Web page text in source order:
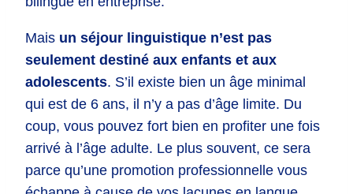
Mais un séjour linguistique n’est pas
seulement destiné aux enfants et aux
adolescents. S’il existe bien un âge minimal
qui est de 6 ans, il n’y a pas d’âge limite. Du
coup, vous pouvez fort bien en profiter une fois
arrivé à l’âge adulte. Le plus souvent, ce sera
parce qu’une promotion professionnelle vous